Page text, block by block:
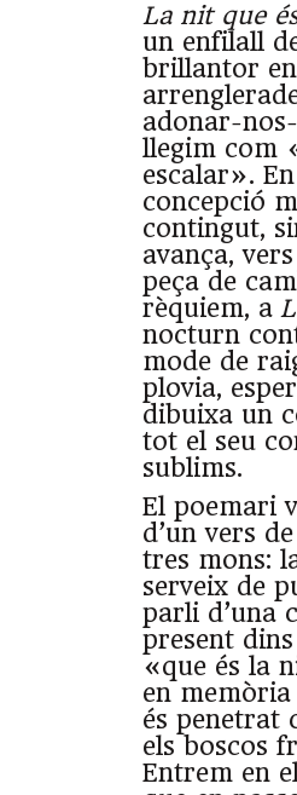
La nit que
un enfilall
brillantor
adonar-
llegim com
escalar».
concepció
contingut,
avança,
peça de
rèquiem, a
nocturn
mode de
plovia,
dibuixa un
tot el seu
sublims.
El poemari
d’un vers de
tres mons:
serveix de
parli d’una
present
«que és la
en
és penetrat
els boscos
Entrem en